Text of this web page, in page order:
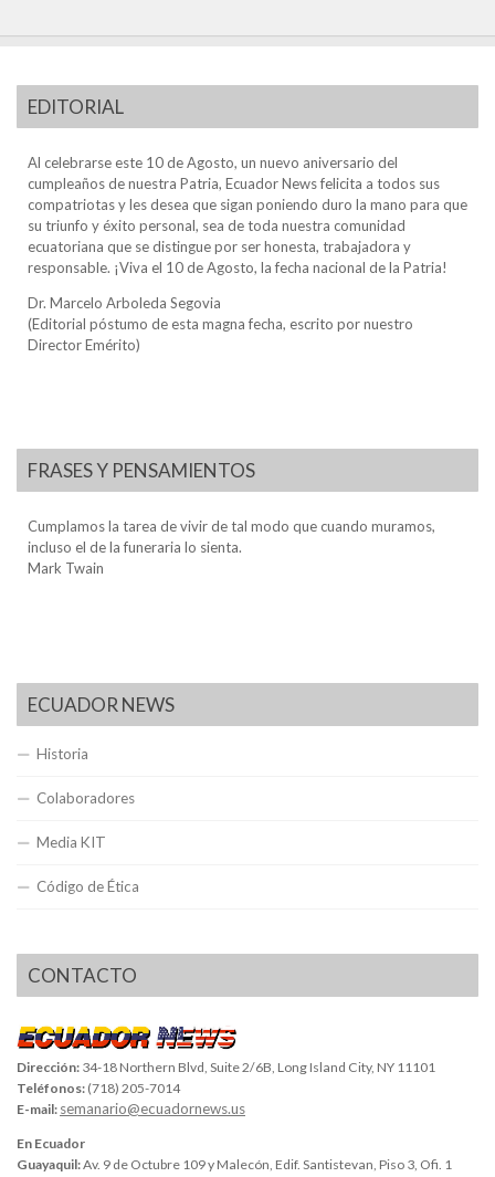
EDITORIAL
Al celebrarse este 10 de Agosto, un nuevo aniversario del
cumpleaños de nuestra Patria, Ecuador News felicita a todos sus
compatriotas y les desea que sigan poniendo duro la mano para que
su triunfo y éxito personal, sea de toda nuestra comunidad
ecuatoriana que se distingue por ser honesta, trabajadora y
responsable. ¡Viva el 10 de Agosto, la fecha nacional de la Patria!
Dr. Marcelo Arboleda Segovia
(Editorial póstumo de esta magna fecha, escrito por nuestro
Director Emérito)
FRASES Y PENSAMIENTOS
Cumplamos la tarea de vivir de tal modo que cuando muramos,
incluso el de la funeraria lo sienta.
Mark Twain
ECUADOR NEWS
Historia
Colaboradores
Media KIT
Código de Ética
CONTACTO
Dirección: 34-18 Northern Blvd, Suite 2/6B, Long Island City, NY 11101
Teléfonos: (718) 205-7014
E-mail: semanario@ecuadornews.us
En Ecuador
Guayaquil:Av. 9 de Octubre 109 y Malecón, Edif. Santistevan, Piso 3, Ofi. 1